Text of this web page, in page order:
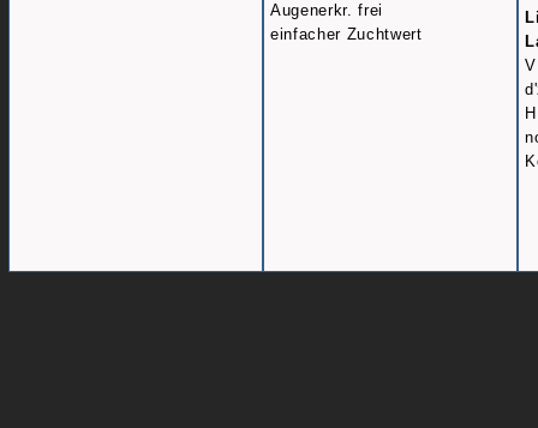
Augenerkr. frei
einfacher Zuchtwert